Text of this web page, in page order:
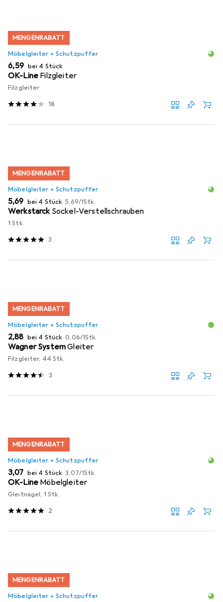
MENGENRABATT
Möbelgleiter + Schutzpuffer
EUR
6,59 bei 4 Stück
OK-Line Filzgleiter
Filzgleiter
18
MENGENRABATT
Möbelgleiter + Schutzpuffer
EUR
5,69 bei 4 Stück EUR
5,69/1Stk.
Werkstarck Sockel-Verstellschrauben
1 Stk.
3
MENGENRABATT
Möbelgleiter + Schutzpuffer
EUR
2,88 bei 4 Stück EUR
0,06/1Stk.
Wagner SystemGleiter
Filzgleiter, 44 Stk.
3
MENGENRABATT
Möbelgleiter + Schutzpuffer
EUR
3,07 bei 4 Stück EUR
3,07/1Stk.
OK-Line Möbelgleiter
Gleitnagel, 1 Stk.
2
MENGENRABATT
Möbelgleiter + Schutzpuffer